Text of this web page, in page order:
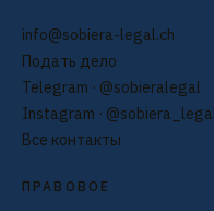
info@sobiera-legal.ch
Подать дело
Telegram · @sobieralegal
Instagram ·
Все контакты
ПРАВОВОЕ